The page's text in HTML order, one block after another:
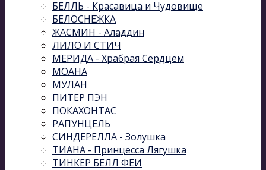
БЕЛЛЬ - Красавица и Чудовище
БЕЛОСНЕЖКА
ЖАСМИН - Аладдин
ЛИЛО И СТИЧ
МЕРИДА - Храбрая Сердцем
МОАНА
МУЛАН
ПИТЕР ПЭН
ПОКАХОНТАС
РАПУНЦЕЛЬ
СИНДЕРЕЛЛА - Золушка
ТИАНА - Принцесса Лягушка
ТИНКЕР БЕЛЛ ФЕИ